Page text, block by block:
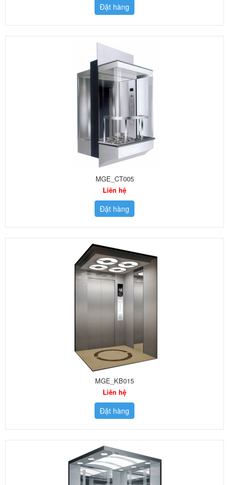
Đặt hàng
MGE_CT005
Liên hệ
Đặt hàng
MGE_KB015
Liên hệ
Đặt hàng